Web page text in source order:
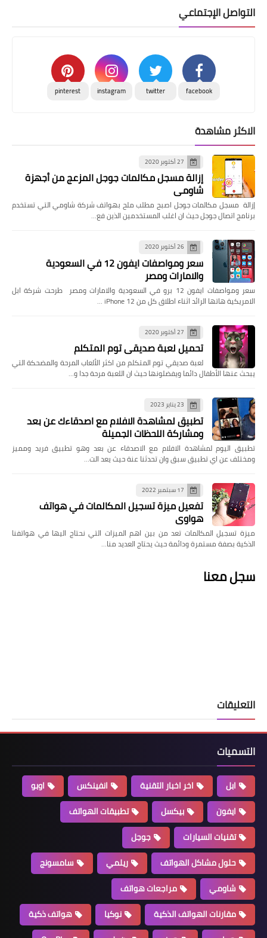
التواصل الإجتماعي
facebook
twitter
instagram
pinterest
الاكثر مشاهدة
27 أكتوبر 2020
إزالة مسجل مكالمات جوجل المزعج من أجهزة
شاومي
إزالة مسجل مكالمات جوجل اصبح مطلب ملح بهواتف شركة شاومي التي تستخدم
برنامج اتصال جوجل حيث ان اغلب المستخدمين الذين فع…
26 أكتوبر 2020
سعر ومواصفات ايفون 12 في السعودية
والامارات ومصر
سعر ومواصفات ايفون 12 برو في السعودية والامارات ومصر طرحت شركة ابل
الامريكية هاتها الرائد اثناء اطلاق كل من iPhone 12 …
27 أكتوبر 2020
تحميل لعبة صديقي توم المتكلم
لعبة صديقي توم المتكلم من اكثر الألعاب المرحة والمضحكة التي
يبحث عنها الأطفال دائما ويفضلونها حيث ان اللعبة مرحة جدا و…
23 يناير 2023
تطبيق لمشاهدة الافلام مع اصدقاءك عن بعد
ومشاركة اللحظات الجميلة
تطبيق اليوم لمشاهدة الافلام مع الاصدقاء عن بعد وهو تطبيق فريد ومميز
ومختلف عن اي تطبيق سبق وان تحدثنا عنة حيث يعد الت…
17 سبتمبر 2022
تفعيل ميزة تسجيل المكالمات في هواتف
هواوي
ميزة تسجيل المكالمات تعد من بين اهم الميزات التي نحتاج اليها في هواتفنا
الذكية بصفة مستمرة ودائمة حيث يحتاج العديد منا…
سجل معنا
التعليقات
التسميات
ابل اخر اخبار التقنية انفينكس
اوبو
ايفون
بيكسل
تطبيقات الهواتف
تقنيات السيارات
جوجل
حلول مشاكل الهواتف
ريلمي
سامسونج
شاومي
مراجعات هواتف
مقارنات الهواتف الذكية
نوكيا
هواتف ذكية